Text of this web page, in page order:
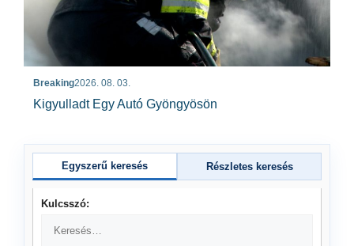
Breaking2026. 08. 03.
Kigyulladt Egy Autó Gyöngyösön
Egyszerű keresés Részletes keresés
Kulcsszó: